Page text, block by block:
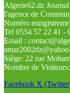
Algerie62.dz
l'agence de
Numéro
Tel 0554 57 22 41 -
Email :
Siège: 22 rue
Nombre de
Facebook X